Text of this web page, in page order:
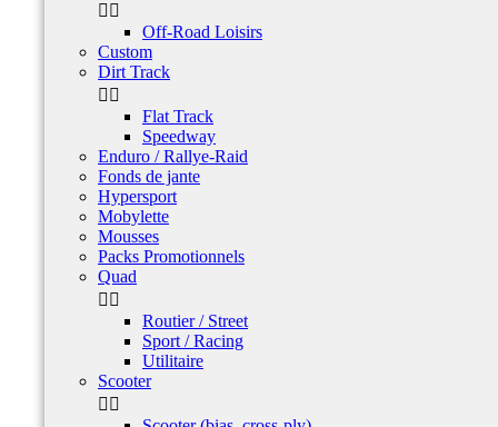
 
Off-Road Loisirs
Custom
Dirt Track
 
Flat Track
Speedway
Enduro / Rallye-Raid
Fonds de jante
Hypersport
Mobylette
Mousses
Packs Promotionnels
Quad
 
Routier / Street
Sport / Racing
Utilitaire
Scooter
 